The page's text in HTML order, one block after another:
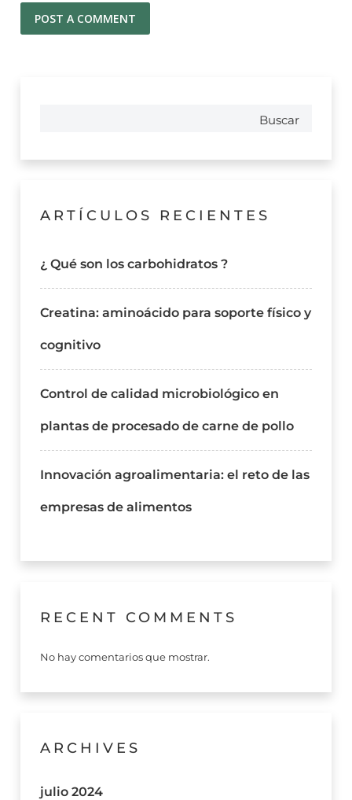
Buscar
ARTÍCULOS RECIENTES
¿ Qué son los carbohidratos ?
Creatina: aminoácido para soporte físico y
cognitivo
Control de calidad microbiológico en
plantas de procesado de carne de pollo
Innovación agroalimentaria: el reto de las
empresas de alimentos
RECENT COMMENTS
No hay comentarios que mostrar.
ARCHIVES
julio 2024